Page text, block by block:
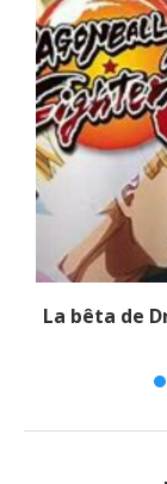
La bêta de